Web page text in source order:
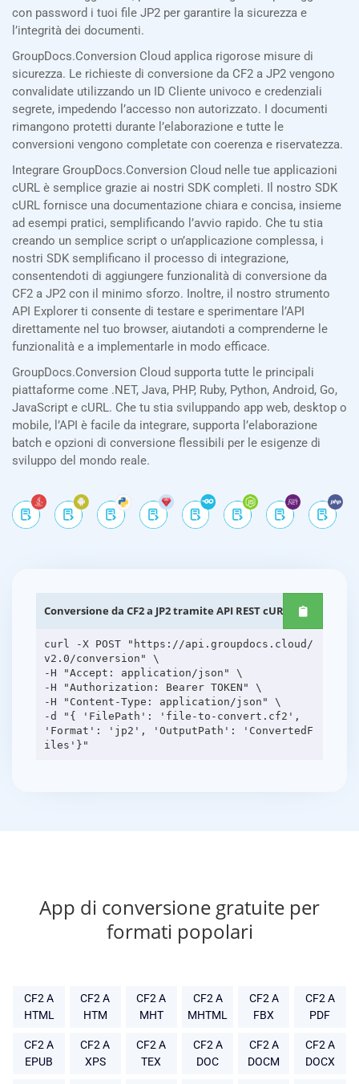
con password i tuoi file JP2 per garantire la sicurezza e
l’integrità dei documenti.
GroupDocs.Conversion Cloud applica rigorose misure di
sicurezza. Le richieste di conversione da CF2 a JP2 vengono
convalidate utilizzando un ID Cliente univoco e credenziali
segrete, impedendo l’accesso non autorizzato. I documenti
rimangono protetti durante l’elaborazione e tutte le
conversioni vengono completate con coerenza e riservatezza.
Integrare GroupDocs.Conversion Cloud nelle tue applicazioni
cURL è semplice grazie ai nostri SDK completi. Il nostro SDK
cURL fornisce una documentazione chiara e concisa, insieme
ad esempi pratici, semplificando l’avvio rapido. Che tu stia
creando un semplice script o un’applicazione complessa, i
nostri SDK semplificano il processo di integrazione,
consentendoti di aggiungere funzionalità di conversione da
CF2 a JP2 con il minimo sforzo. Inoltre, il nostro strumento
API Explorer ti consente di testare e sperimentare l’API
direttamente nel tuo browser, aiutandoti a comprenderne le
funzionalità e a implementarle in modo efficace.
GroupDocs.Conversion Cloud supporta tutte le principali
piattaforme come .NET, Java, PHP, Ruby, Python, Android, Go,
JavaScript e cURL. Che tu stia sviluppando app web, desktop o
mobile, l’API è facile da integrare, supporta l’elaborazione
batch e opzioni di conversione flessibili per le esigenze di
sviluppo del mondo reale.
Conversione da CF2 a JP2 tramite API REST cURL
curl -X POST "https://api.groupdocs.cloud/
v2.0/conversion" \
-H "Accept: application/json" \
-H "Authorization: Bearer TOKEN" \
-H "Content-Type: application/json" \
-d "{ 'FilePath': 'file-to-convert.cf2',
'Format': 'jp2', 'OutputPath': 'ConvertedF
App di conversione gratuite per
formati popolari
CF2 A
HTML
CF2 A
HTM
CF2 A
MHT
CF2 A
MHTML
CF2 A
FBX
CF2 A
PDF
CF2 A
EPUB
CF2 A
XPS
CF2 A
TEX
CF2 A
DOC
CF2 A
DOCM
CF2 A
DOCX